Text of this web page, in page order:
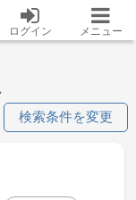
ログイン メニュー
検索条件を変更